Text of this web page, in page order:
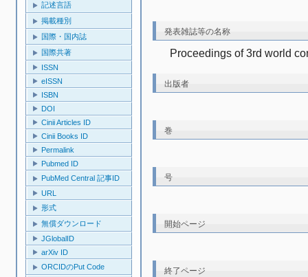
記述言語
掲載種別
国際・国内誌
国際共著
ISSN
eISSN
ISBN
DOI
Cinii Articles ID
Cinii Books ID
Permalink
Pubmed ID
PubMed Central 記事ID
URL
形式
無償ダウンロード
JGlobalID
arXiv ID
ORCIDのPut Code
発表雑誌等の名称
Proceedings of 3rd world
出版者
巻
号
開始ページ
終了ページ